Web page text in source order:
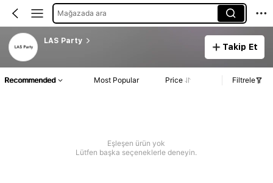
Mağazada ara
LAS Party
Takip Et
Recommended Most Popular Price Filtrele
Eşleşen ürün yok
Lütfen başka seçeneklerle deneyin.